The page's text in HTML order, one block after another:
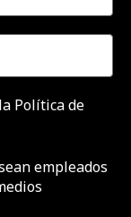
Política de
empleados